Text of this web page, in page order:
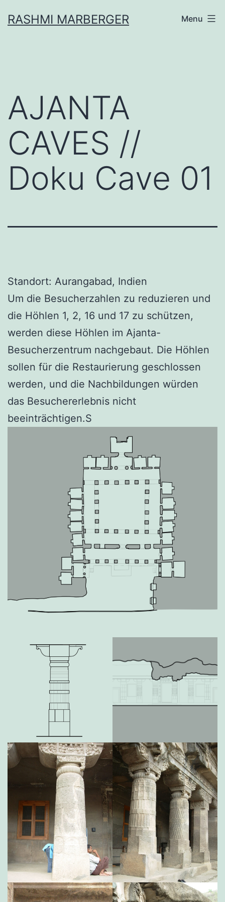
toRASHMI MARBERGER Menu
AJANTA
CAVES //
Doku Cave 01
Standort: Aurangabad, Indien
Um die Besucherzahlen zu reduzieren und
die Höhlen 1, 2, 16 und 17 zu schützen,
werden diese Höhlen im Ajanta-
Besucherzentrum nachgebaut. Die Höhlen
sollen für die Restaurierung geschlossen
werden, und die Nachbildungen würden
das Besuchererlebnis nicht
beeinträchtigen.S